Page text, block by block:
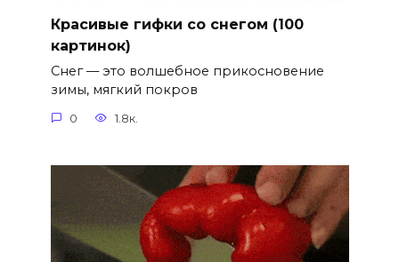
Красивые гифки со снегом (100
картинок)
Снег — это волшебное прикосновение
зимы, мягкий покров
0 1.8к.